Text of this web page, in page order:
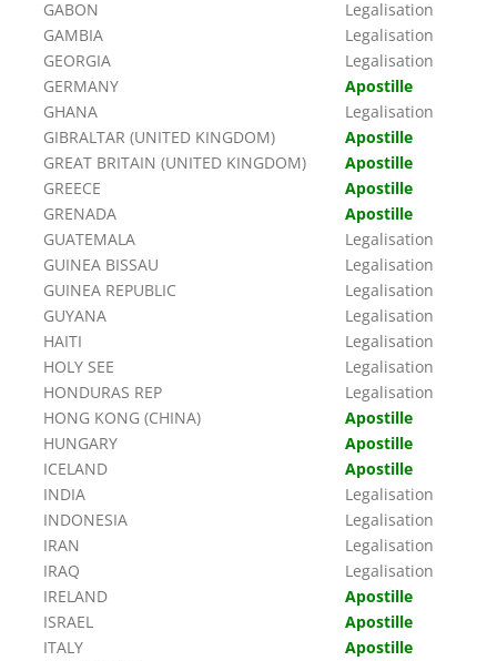
GABON
Legalisation
GAMBIA
Legalisation
GEORGIA
Legalisation
GERMANY
Apostille
GHANA
Legalisation
GIBRALTAR (UNITED KINGDOM)
Apostille
GREAT BRITAIN (UNITED KINGDOM)
Apostille
GREECE
Apostille
GRENADA
Apostille
GUATEMALA
Legalisation
GUINEA BISSAU
Legalisation
GUINEA REPUBLIC
Legalisation
GUYANA
Legalisation
HAITI
Legalisation
HOLY SEE
Legalisation
HONDURAS REP
Legalisation
HONG KONG (CHINA)
Apostille
HUNGARY
Apostille
ICELAND
Apostille
INDIA
Legalisation
INDONESIA
Legalisation
IRAN
Legalisation
IRAQ
Legalisation
IRELAND
Apostille
ISRAEL
Apostille
ITALY
Apostille